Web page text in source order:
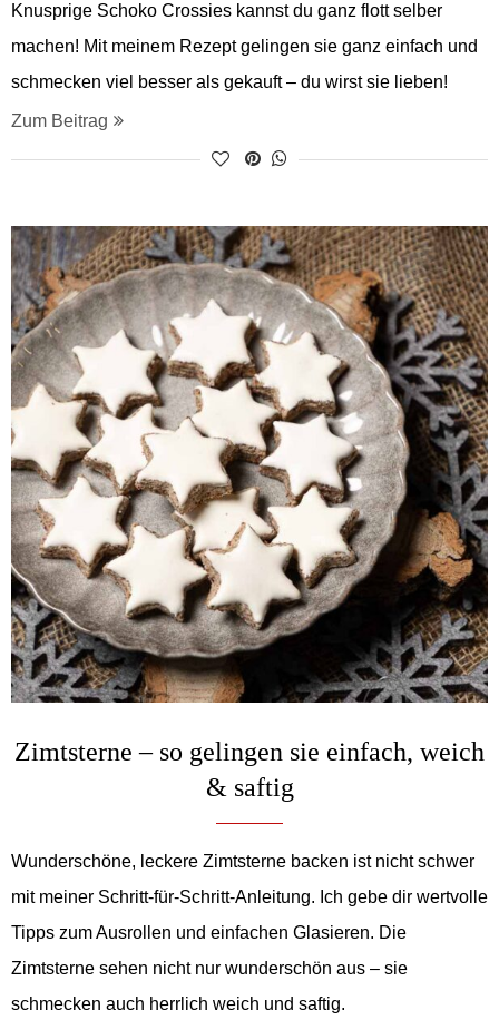
Knusprige Schoko Crossies kannst du ganz flott selber
machen! Mit meinem Rezept gelingen sie ganz einfach und
schmecken viel besser als gekauft – du wirst sie lieben!
Zum Beitrag
Zimtsterne – so gelingen sie einfach, weich
& saftig
Wunderschöne, leckere Zimtsterne backen ist nicht schwer
mit meiner Schritt-für-Schritt-Anleitung. Ich gebe dir wertvolle
Tipps zum Ausrollen und einfachen Glasieren. Die
Zimtsterne sehen nicht nur wunderschön aus – sie
schmecken auch herrlich weich und saftig.